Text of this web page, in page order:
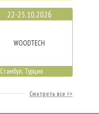
22-25.10.2026
WOODTECH
Стамбул, Турция
Смотреть все